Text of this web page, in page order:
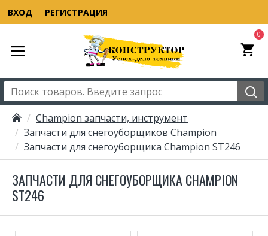
ВХОД РЕГИСТРАЦИЯ
0
Champion запчасти, инструмент
Запчасти для снегоуборщиков Champion
Запчасти для снегоуборщика Champion ST246
ЗАПЧАСТИ ДЛЯ СНЕГОУБОРЩИКА CHAMPION
ST246